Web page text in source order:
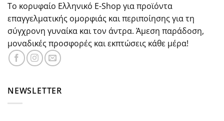
Το κορυφαίο Ελληνικό E-Shop για προϊόντα
επαγγελματικής ομορφιάς και περιποίησης για τη
σύγχρονη γυναίκα και τον άντρα. Άμεση παράδοση,
μοναδικές προσφορές και εκπτώσεις κάθε μέρα!
NEWSLETTER